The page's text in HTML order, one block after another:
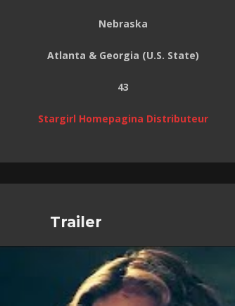
Nebraska
Atlanta & Georgia (U.S. State)
43
Stargirl Homepagina Distributeur
Trailer